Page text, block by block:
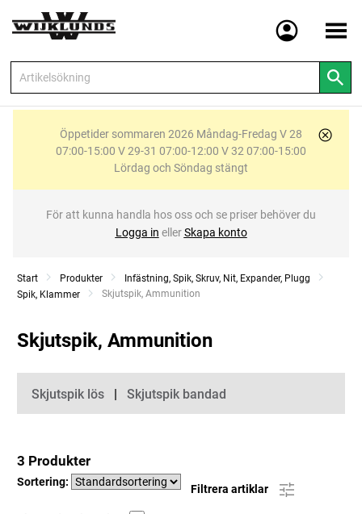
Meny
Öppetider sommaren 2026 Måndag-Fredag V 28
07:00-15:00 V 29-31 07:00-12:00 V 32 07:00-15:00
Lördag och Söndag stängt
För att kunna handla hos oss och se priser behöver du
Logga in ellerSkapa konto
Start Produkter
Infästning, Spik, Skruv, Nit, Expander, Plugg
Spik, Klammer
Current:
Skjutspik, Ammunition
Skjutspik, Ammunition
Kategorier
Skjutspik lös Skjutspik bandad
3 Produkter
Sortering:
Filtrera artiklar